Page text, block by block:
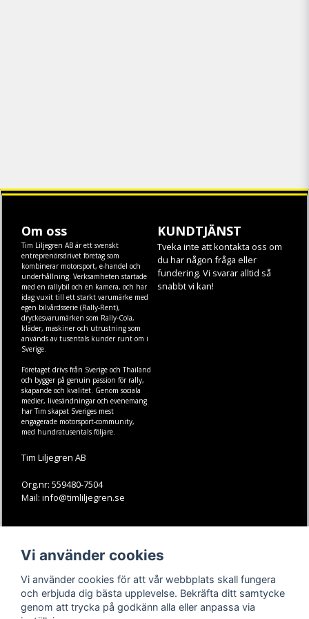
Om oss
Tim Liljegren AB är ett svenskt
entreprenörsdrivet företag som
kombinerar motorsport, e-handel och
underhållning. Verksamheten startade
med en rallybil och en kamera, och har
idag vuxit till ett starkt varumärke med
egen bilvårdsserie (Rally-Rent),
dryckesvarumärken som Rally-Cola,
kläder, maskineroch utrustning som
används av tusentals kunder runt om i
Sverige.
Företaget drivs från Sverige och Thailand
och bygger på genuin passion för rally,
skapande och kvalitet. Genom sociala
medier, livesändningar och evenemang
har Tim skapat Sveriges mest
engagerade motorsport-community,
med hundratusentals följare.
Tim Liljegren AB
Org.nr: 559480-7504
Mail: info@timliljegren.se
KUNDTJÄNST
Tveka inte att kontakta oss om
du har någon fråga eller
fundering. Vi svarar alltid så
snabbt vi kan!
Köpvillkor
Kontakt
Youtube-videos
Instagram
Youtube
TikTok
Vi använder cookies
Vi använder cookies för att vår webbplats skall fungera
och erbjuda dig bästa upplevelse. Bekräfta ditt samtycke
genom att trycka på godkänn alla eller anpassa via